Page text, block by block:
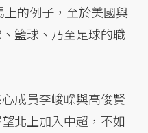
的例子，至於美國與
籃球、乃至足球的職
成員李峻嶸與高俊賢
北上加入中超，不如